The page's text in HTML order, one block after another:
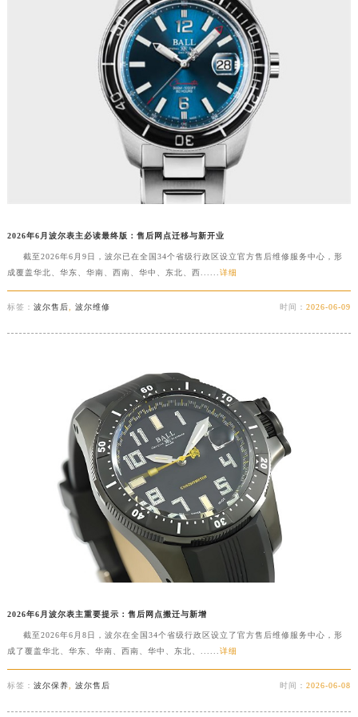
2026年6月波尔表主必读最终版：售后网点迁移与新开业
截至2026年6月9日，波尔已在全国34个省级行政区设立官方售后维修服务中心，形
成覆盖华北、华东、华南、西南、华中、东北、西...... 详细
标签： 波尔售后 波尔维修 时间：2026-06-09
2026年6月波尔表主重要提示：售后网点搬迁与新增
截至2026年6月8日，波尔在全国34个省级行政区设立了官方售后维修服务中心，形
成了覆盖华北、华东、华南、西南、华中、东北、...... 详细
标签： 波尔保养 波尔售后 时间：2026-06-08